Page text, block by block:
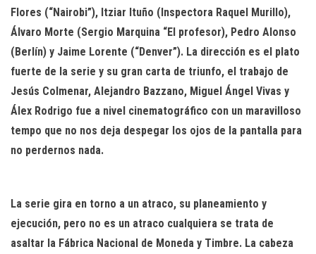
Flores (“Nairobi”), Itziar Ituño (Inspectora Raquel Murillo),
Álvaro Morte (Sergio Marquina “El profesor), Pedro Alonso
(Berlín) y Jaime Lorente (“Denver”). La dirección es el plato
fuerte de la serie y su gran carta de triunfo, el trabajo de
Jesús Colmenar, Alejandro Bazzano, Miguel Ángel Vivas y
Álex Rodrigo fue a nivel cinematográfico con un maravilloso
tempo que no nos deja despegar los ojos de la pantalla para
no perdernos nada.
La serie gira en torno a un atraco, su planeamiento y
ejecución, pero no es un atraco cualquiera se trata de
asaltar la Fábrica Nacional de Moneda y Timbre. La cabeza